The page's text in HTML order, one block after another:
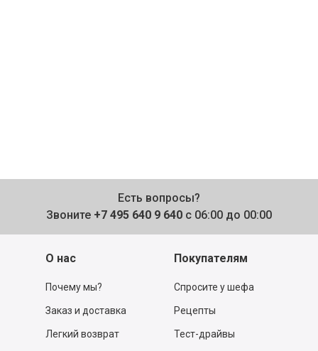
Есть вопросы?
Звоните +7 495 640 9 640 с 06:00 до 00:00
О нас
Почему мы?
Заказ и доставка
Легкий возврат
Покупателям
Спросите у шефа
Рецепты
Тест-драйвы